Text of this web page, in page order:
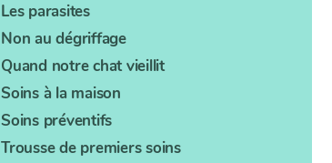
Les parasites
Non au dégriffage
Quand notre chat vieillit
Soins à la maison
Soins préventifs
Trousse de premiers soins